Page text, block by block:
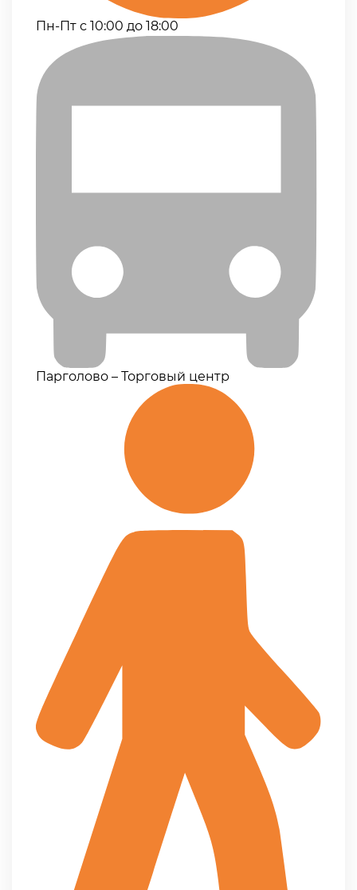
Пн-Пт с 10:00 до 18:00
Парголово – Торговый центр